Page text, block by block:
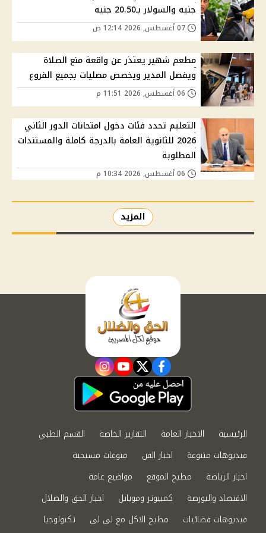
جنيه والسولار بـ20.50 جنيه
مطعم شهير يعتذر عن واقعة منع الصلاة
ويفصل المدير ويخصص مصليات بجميع الفروع
التعليم تحدد فئات دخول امتحانات الدور الثاني
2026 للثانوية العامة بالدرجة كاملة والمستندات
المطلوبة
المزيد
facebook
twitter
youtube
instagram
الرئيسية الاخبار العامة التقارير الخاصة
القسم الطبي
فيديوهات متنوعة
اخبار الفن
منوعات مسيحية
اخبار الرياضة
مطبخ الموقع
مواضيع عامة
الاقتصاد والبورصة
كمبيوتر وموبايل
اخبار الحق والضلال
فيديوهات فضائيات
مطبخ الاكل مع لى لى
تكنولوجيا